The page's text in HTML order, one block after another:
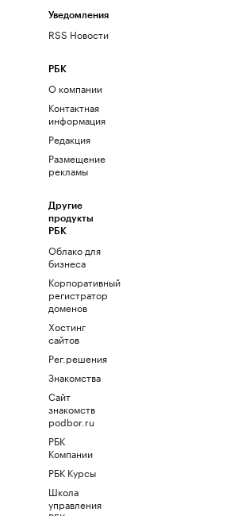
Уведомления
RSS Новости
РБК
О компании
Контактная
информация
Редакция
Размещение
рекламы
Другие
продукты
РБК
Облако для
бизнеса
Корпоративный
регистратор
доменов
Хостинг
сайтов
Рег.решения
Знакомства
Сайт
знакомств
podbor.ru
РБК
Компании
РБК Курсы
Школа
управления